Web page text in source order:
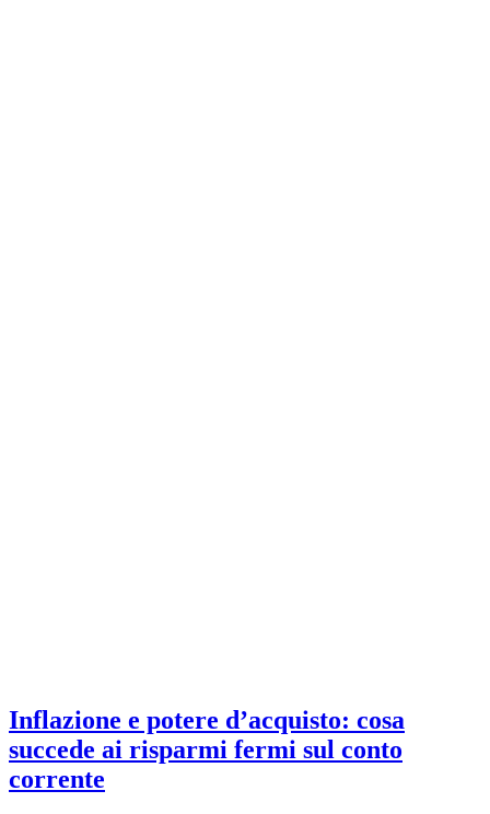
Inflazione e potere d’acquisto: cosa
succede ai risparmi fermi sul conto
corrente